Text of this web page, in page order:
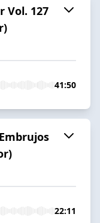
Vol. 127
41:50
22:11